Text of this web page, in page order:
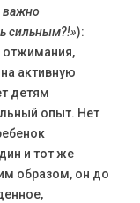
важно
сильным?!»):
отжимания,
активную
детям
опыт. Нет
и тот же
образом, он до